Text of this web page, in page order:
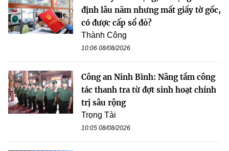
định lâu năm nhưng mất giấy tờ gốc,
có được cấp sổ đỏ?
Thành Công
10:06 08/08/2026
Công an Ninh Bình: Nâng tầm công
tác thanh tra từ đợt sinh hoạt chính
trị sâu rộng
Trọng Tài
10:05 08/08/2026